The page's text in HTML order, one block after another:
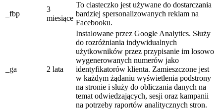
_fbp
3
miesiące
To ciasteczko jest używane do dostarczania
bardziej spersonalizowanych reklam na
Facebooku.
_ga 2 lata
Instalowane przez Google Analytics. Służy
do rozróżniania indywidualnych
użytkowników przez przypisanie im losowo
wygenerowanych numerów jako
identyfikatorów klienta. Zamieszczone jest
w każdym żądaniu wyświetlenia podstrony
na stronie i służy do obliczania danych na
temat odwiedzających, sesji oraz kampanii
na potrzeby raportów analitycznych stron.